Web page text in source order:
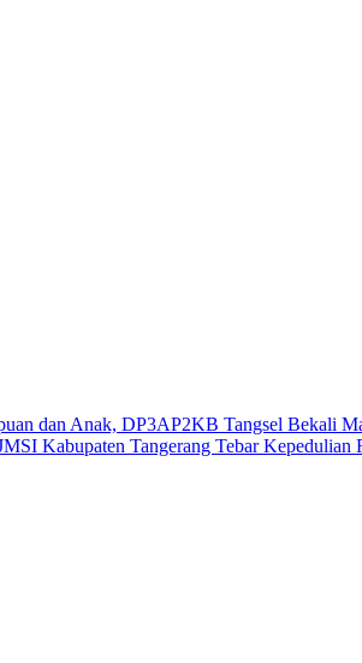
dan Anak, DP3AP2KB Tangsel Bekali
Kabupaten Tangerang Tebar Kepedulian